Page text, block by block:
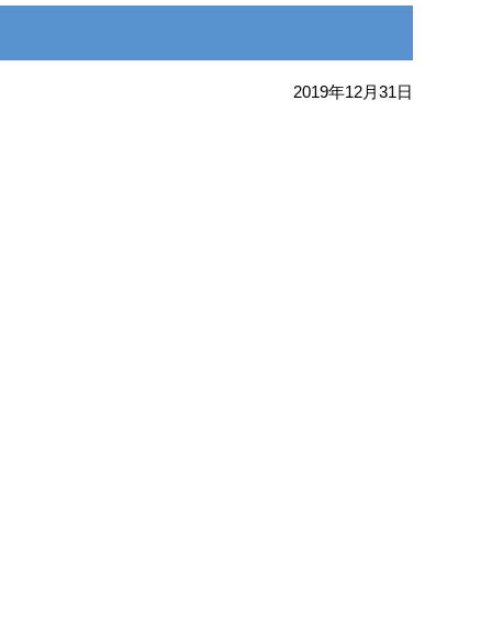
2019年12月31日